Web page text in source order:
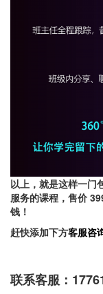
以上，就是这样一门
服务的课程，售价
钱！
赶快添加下方客服咨
联系客服：